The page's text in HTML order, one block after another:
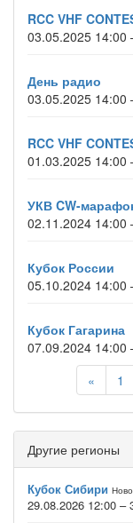
RCC VHF
03.05.2025 14:00
День радио
03.05.2025 14:00
RCC VHF
01.03.2025 14:00
УКВ CW-
02.11.2024 14:00
Кубок России
05.10.2024 14:00
Кубок Гагарина
07.09.2024 14:00
«
1
Другие регионы
Кубок Сибири
29.08.2026 12:00 –